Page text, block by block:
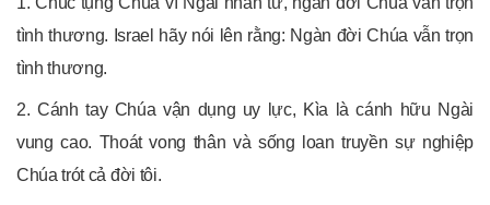
tình thương. Israel hãy nói lên rằng: Ngàn đời Chúa vẫn trọn
tình thương.
2. Cánh tay Chúa vận dụng uy lực, Kìa là cánh hữu Ngài
vung cao. Thoát vong thân và sống loan truyền sự nghiệp
Chúa trót cả đời tôi.